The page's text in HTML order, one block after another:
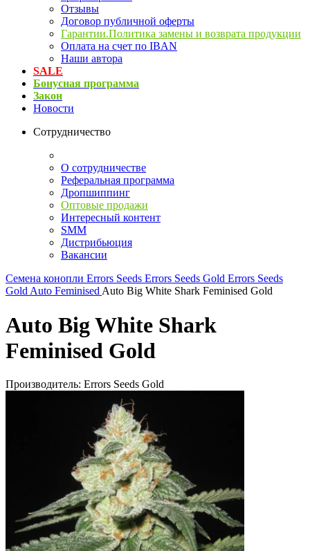
Отзывы
Договор публичной оферты
Гарантии.Политика замены и возврата продукции
Оплата на счет по IBAN
Наши автора
SALE
Бонусная программа
Закон
Новости
Сотрудничество
О сотрудничестве
Реферальная программа
Дропшиппинг
Оптовые продажи
Интересный контент
SMM
Дистрибьюция
Вакансии
Семена конопли Errors Seeds Errors Seeds Gold Errors Seeds
Gold Auto Feminised Auto Big White Shark Feminised Gold
Auto Big White Shark
Feminised Gold
Производитель: Errors Seeds Gold